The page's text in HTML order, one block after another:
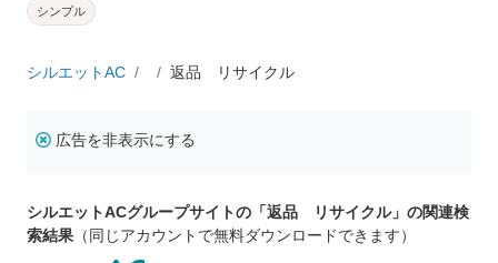
シンプル
シルエットAC 返品 リサイクル
広告を非表示にする
シルエットACグループサイトの「返品 リサイクル」の関連検
索結果 （同じアカウントで無料ダウンロードできます）